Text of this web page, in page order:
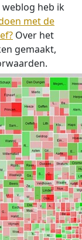
heb ik
met de
Over het
gemaakt,